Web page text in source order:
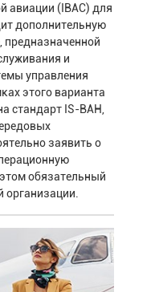
авиации (IBAC) для
дополнительную
и
управления
этого варианта
стандарт IS-BAH,
заявить о
обязательный
организации.